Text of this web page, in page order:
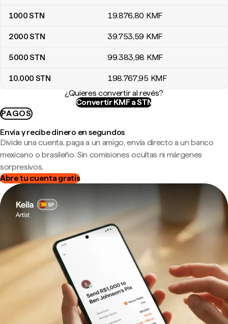
1000STN 19.876,80 KMF
2000STN 39.753,59 KMF
5000STN 99.383,98 KMF
10.000 STN 198.767,95 KMF
¿Quieres convertir al revés?
Convertir KMF a STN
PAGOS
Envía y recibe dinero en segundos
Divide una cuenta, paga a un amigo, envía directo a un banco
mexicano o brasileño. Sin comisiones ocultas ni márgenes
sorpresivos.
Abre tu cuenta gratis